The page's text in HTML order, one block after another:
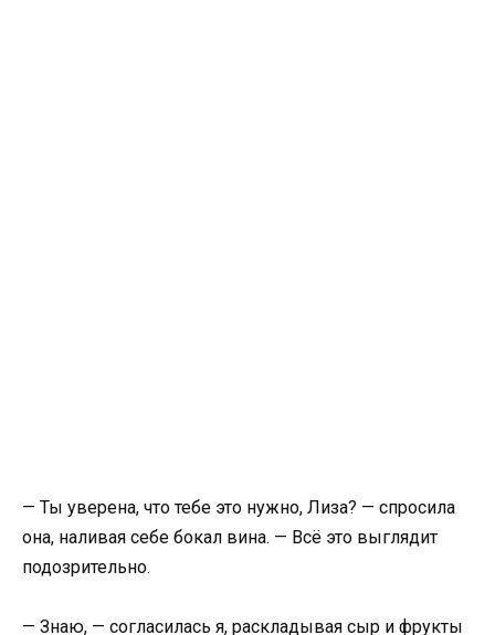
— Ты уверена, что тебе это нужно, Лиза? — спросила
она, наливая себе бокал вина. — Всё это выглядит
подозрительно.
— Знаю, — согласилась я, раскладывая сыр и фрукты